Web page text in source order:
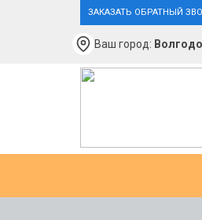
ЗАКАЗАТЬ ОБРАТНЫЙ
Ваш город: